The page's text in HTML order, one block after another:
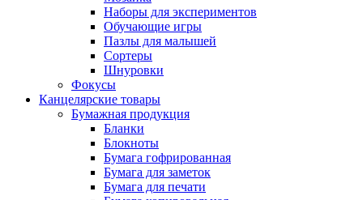
Наборы для экспериментов
Обучающие игры
Пазлы для малышей
Сортеры
Шнуровки
Фокусы
Канцелярские товары
Бумажная продукция
Бланки
Блокноты
Бумага гофрированная
Бумага для заметок
Бумага для печати